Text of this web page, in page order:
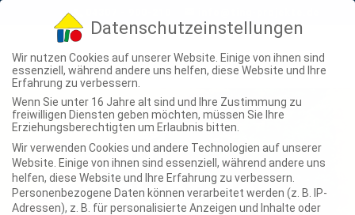
Gesamt­
übersicht der
Datenschutzeinstellungen
Wir nutzen Cookies auf unserer Website. Einige von ihnen sind
essenziell, während andere uns helfen, diese Website und Ihre
Erfahrung zu verbessern.
Wenn Sie unter 16 Jahre alt sind und Ihre Zustimmung zu
freiwilligen Diensten geben möchten, müssen Sie Ihre
Erziehungsberechtigten um Erlaubnis bitten.
Wir verwenden Cookies und andere Technologien auf unserer
Website. Einige von ihnen sind essenziell, während andere uns
helfen, diese Website und Ihre Erfahrung zu verbessern.
Personenbezogene Daten können verarbeitet werden (z. B. IP-
Adressen), z. B. für personalisierte Anzeigen und Inhalte oder